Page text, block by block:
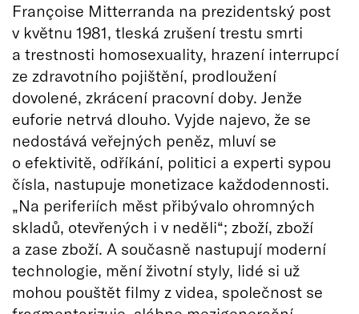
Françoise Mitterranda na prezidentský post
v květnu 1981, tleská zrušení trestu smrti
a trestnosti homosexuality, hrazení interrupcí
ze zdravotního pojištění, prodloužení
dovolené, zkrácení pracovní doby. Jenže
euforie netrvá dlouho. Vyjde najevo, že se
nedostává veřejných peněz, mluví se
o efektivitě, odříkání, politici a experti sypou
čísla, nastupuje monetizace každodennosti.
„Na periferiích měst přibývalo ohromných
skladů, otevřených i v neděli“; zboží, zboží
a zase zboží. A současně nastupují moderní
technologie, mění životní styly, lidé si už
mohou pouštět filmy z videa, společnost se